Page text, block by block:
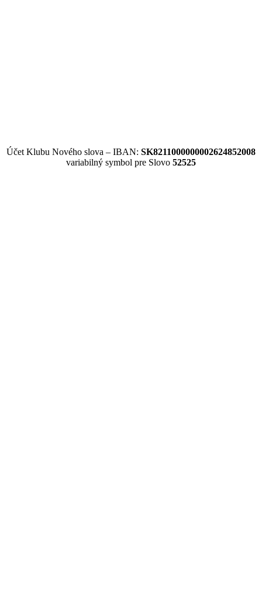
Účet Klubu Nového slova – IBAN: SK8211000000002624852008
variabilný symbol pre Slovo 52525